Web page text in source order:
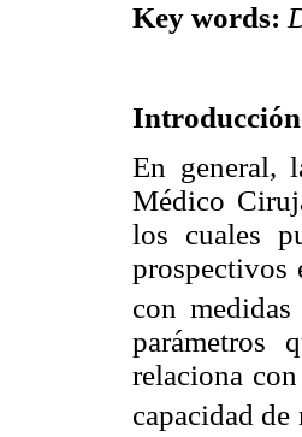
Key words:
Introducción
En general,
Médico
los cuales
prospectivos
con
parámetros
relaciona
capacidad de